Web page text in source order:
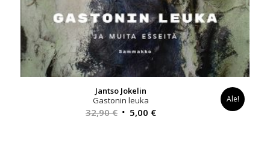
Jantso Jokelin
Gastonin leuka
32,90€ Alkuperäinen
5,00 €Nykyinen
Ale!